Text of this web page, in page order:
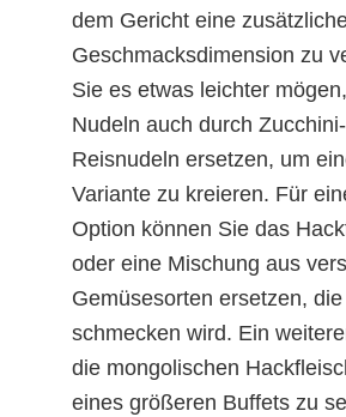
dem Gericht eine
Geschmacksdimension zu
Sie es etwas leichter
Nudeln auch durch
Reisnudeln ersetzen, um
Variante zu kreieren. Für
Option können Sie das
oder eine Mischung aus
Gemüsesorten ersetzen,
schmecken wird. Ein
die mongolischen
eines größeren Buffets zu